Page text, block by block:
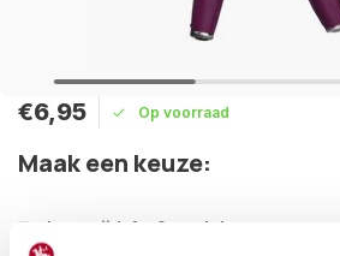
€6,95 Op voorraad
Maak een keuze:
Levertijd: 1 - 2 werkdagen